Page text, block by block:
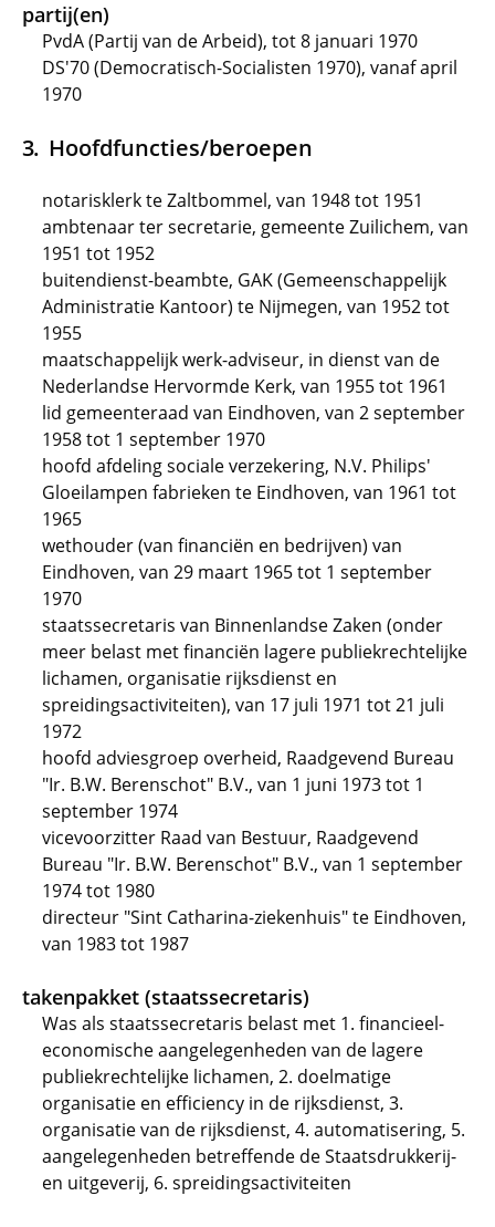
partij(en)
PvdA (Partij van de Arbeid), tot 8 januari 1970
DS'70 (Democratisch-Socialisten 1970), vanaf april
1970
Hoofdfuncties/beroepen
notarisklerk te Zaltbommel, van 1948 tot 1951
ambtenaar ter secretarie, gemeente Zuilichem, van
1951 tot 1952
buitendienst-beambte, GAK (Gemeenschappelijk
Administratie Kantoor) te Nijmegen, van 1952 tot
1955
maatschappelijk werk-adviseur, in dienst van de
Nederlandse Hervormde Kerk, van 1955 tot 1961
lid gemeenteraad van Eindhoven, van 2 september
1958 tot 1 september 1970
hoofd afdeling sociale verzekering, N.V. Philips'
Gloeilampen fabrieken te Eindhoven, van 1961 tot
1965
wethouder (van financiën en bedrijven) van
Eindhoven, van 29 maart 1965 tot 1 september
1970
staatssecretaris van Binnenlandse Zaken (onder
meer belast met financiën lagere publiekrechtelijke
lichamen, organisatie rijksdienst en
spreidingsactiviteiten), van 17 juli 1971 tot 21 juli
1972
hoofd adviesgroep overheid, Raadgevend Bureau
"Ir. B.W. Berenschot" B.V., van 1 juni 1973 tot 1
september 1974
vicevoorzitter Raad van Bestuur, Raadgevend
Bureau "Ir. B.W. Berenschot" B.V., van 1 september
1974 tot 1980
directeur "Sint Catharina-ziekenhuis" te Eindhoven,
van 1983 tot 1987
takenpakket (staatssecretaris)
Was als staatssecretaris belast met 1. financieel-
economische aangelegenheden van de lagere
publiekrechtelijke lichamen, 2. doelmatige
organisatie en efficiency in de rijksdienst, 3.
organisatie van de rijksdienst, 4. automatisering, 5.
aangelegenheden betreffende de Staatsdrukkerij-
en uitgeverij, 6. spreidingsactiviteiten